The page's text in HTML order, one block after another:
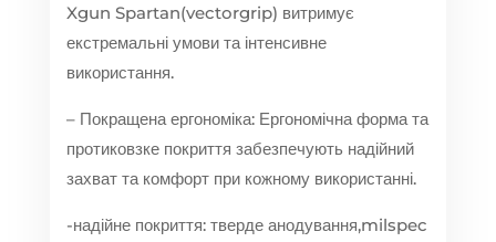
Xgun Spartan(vectorgrip) витримує
екстремальні умови та інтенсивне
використання.
– Покращена ергономіка: Ергономічна форма та
протиковзке покриття забезпечують надійний
захват та комфорт при кожному використанні.
-надійне покриття: тверде анодування,milspec